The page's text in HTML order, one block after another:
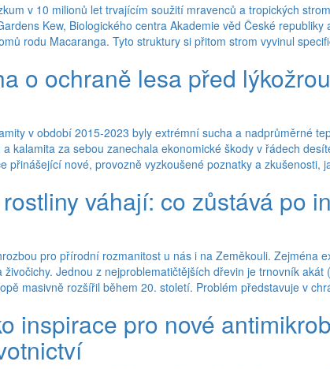
v 10 milionů let trvajícím soužití mravenců a tropických
Kew, Biologického centra Akademie věd České
rodu Macaranga. Tyto struktury si přitom strom vyvinul
o ochraně lesa před
v období 2015-2023 byly extrémní sucha a nadprůměrné
kalamita za sebou zanechala ekonomické škody v řádech
přinášející nové, provozně vyzkoušené poznatky a zkušenosti,
váhají: co zůstává po
pro přírodní rozmanitost u nás i na Zeměkouli. Zejména
Jednou z nejproblematičtějších dřevin je trnovník
masivně rozšířil během 20. století. Problém představuje v
inspirace pro nové